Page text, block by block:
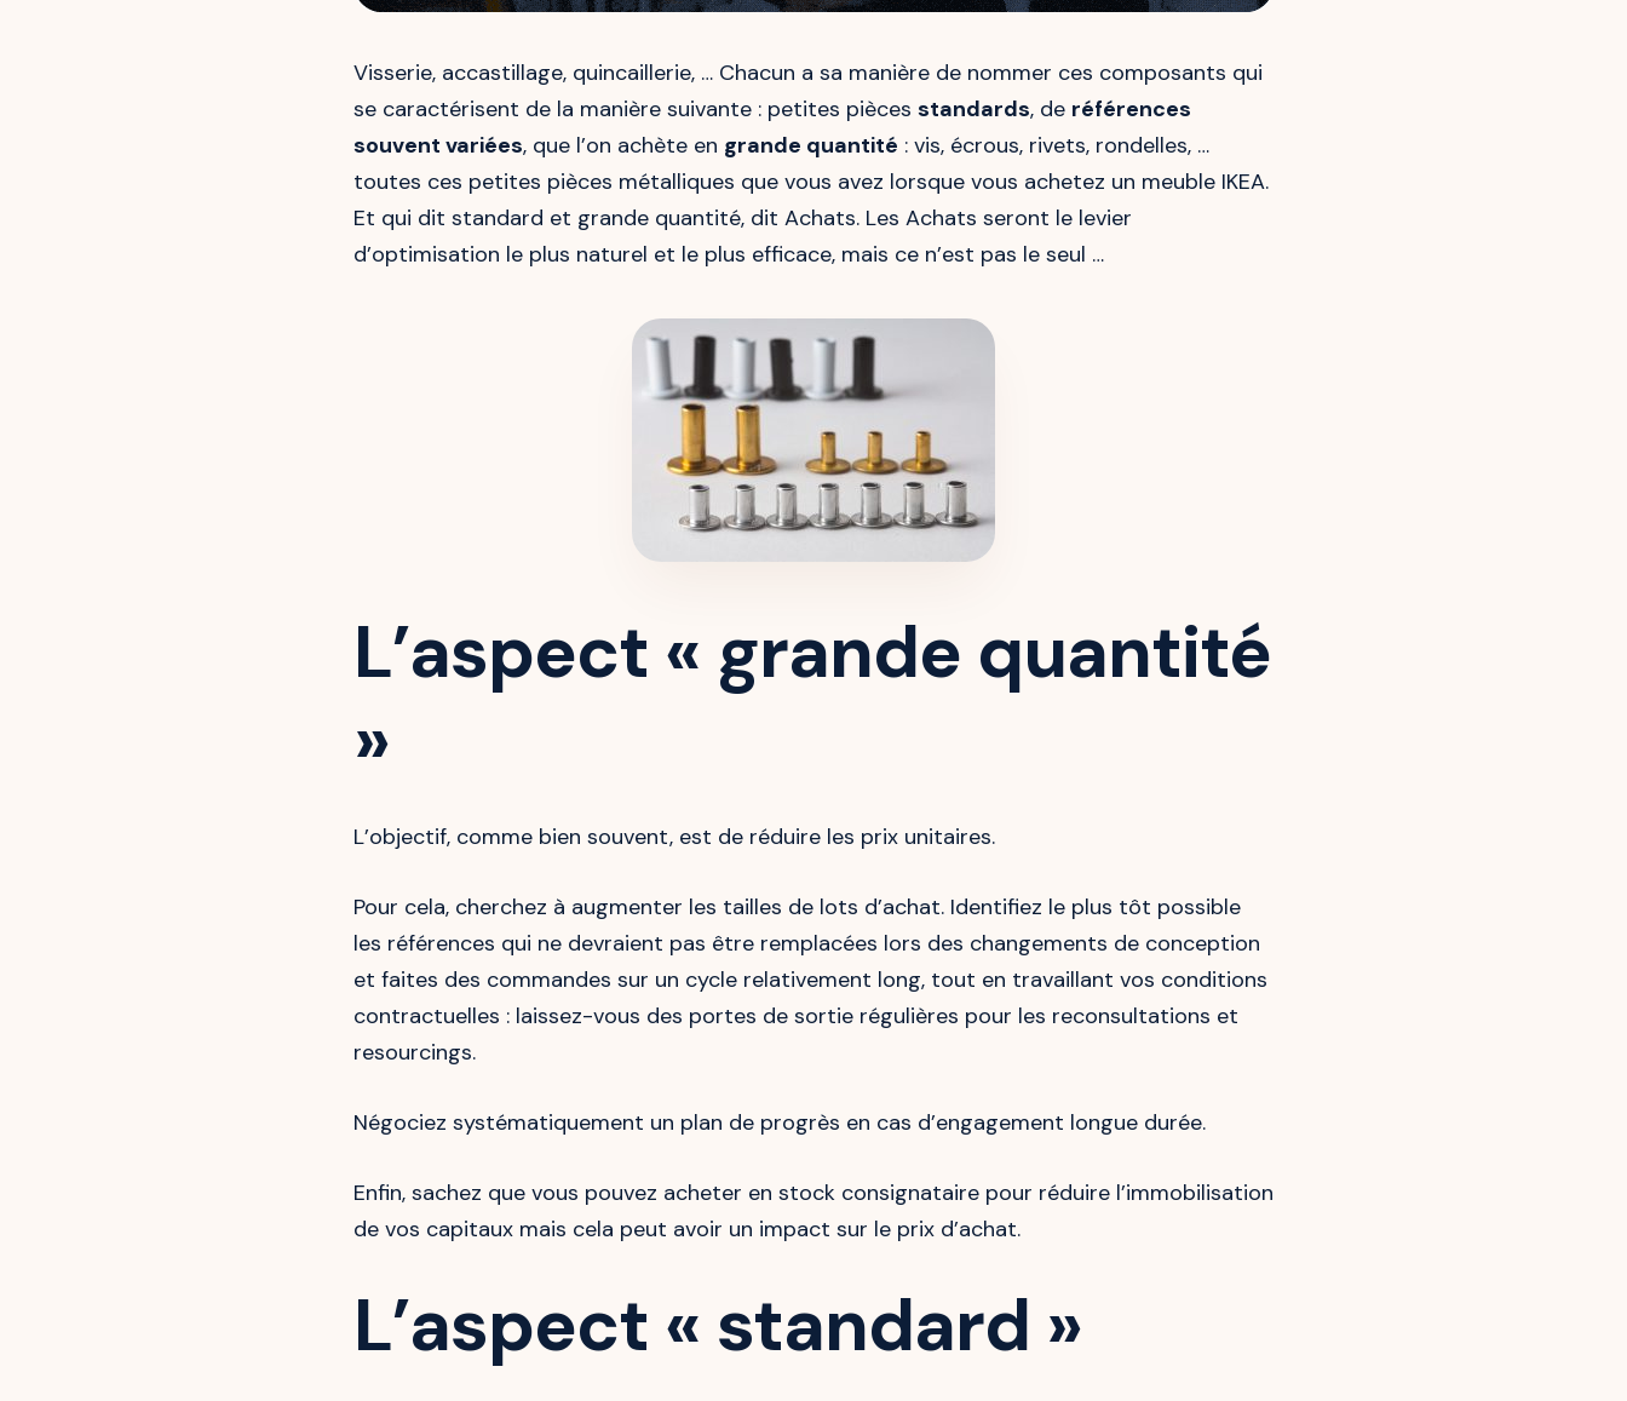
Visserie, accastillage, quincaillerie, … Chacun a sa manière de nommer ces composants qui
se caractérisent de la manière suivante : petites pièces standards, de références
souvent variées, que l’on achète en grande quantité : vis, écrous, rivets, rondelles, …
toutes ces petites pièces métalliques que vous avez lorsque vous achetez un meuble IKEA.
Et qui dit standard et grande quantité, dit Achats. Les Achats seront le levier
d’optimisation le plus naturel et le plus efficace, mais ce n’est pas le seul …
L’aspect « grande quantité
»
L’objectif, comme bien souvent, est de réduire les prix unitaires.
Pour cela, cherchez à augmenter les tailles de lots d’achat. Identifiez le plus tôt possible
les références qui ne devraient pas être remplacées lors des changements de conception
et faites des commandes sur un cycle relativement long, tout en travaillant vos conditions
contractuelles : laissez-vous des portes de sortie régulières pour les reconsultations et
resourcings.
Négociez systématiquement un plan de progrès en cas d’engagement longue durée.
Enfin, sachez que vous pouvez acheter en stock consignataire pour réduire l’immobilisation
de vos capitaux mais cela peut avoir un impact sur le prix d’achat.
L’aspect « standard »